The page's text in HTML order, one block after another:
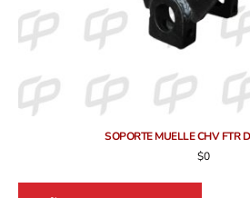
SOPORTE MUELLE CHV FTR
$0